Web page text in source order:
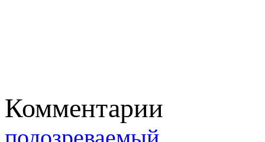
Комментарии